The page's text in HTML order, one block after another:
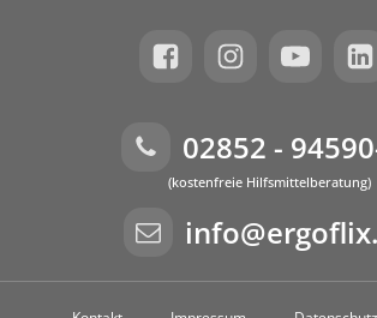
02852 -
(kostenfreie Hilfsmittelberatung)